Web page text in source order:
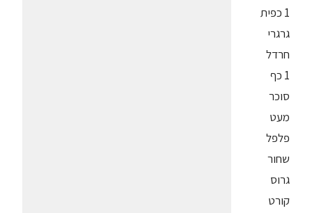
1 כפית
גרגרי
חרדל
1 כף
סוכר
מעט
פלפל
שחור
גרוס
קורט